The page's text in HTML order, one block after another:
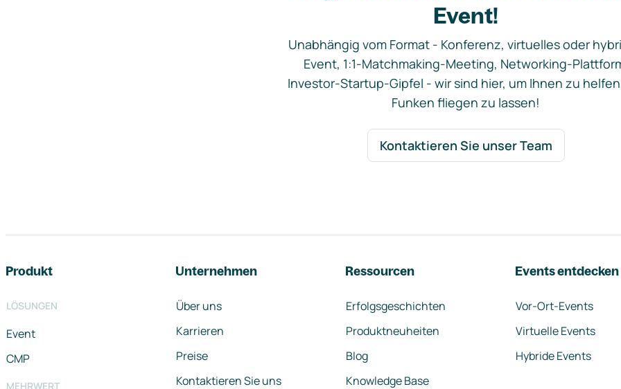
Event!
Unabhängig vom Format - Konferenz, virtuelles oder
Event, 1:1-Matchmaking-Meeting, Networking-
Investor-Startup-Gipfel - wir sind hier, um Ihnen zu
Funken fliegen zu lassen!
Kontaktieren Sie unser Team
Produkt
LÖSUNGEN
Event
CMP
MEHRWERT
Unternehmen
Über uns
Karrieren
Preise
Kontaktieren Sie uns
Ressourcen
Erfolgsgeschichten
Produktneuheiten
Blog
Knowledge Base
Events entdecken
Vor-Ort-Events
Virtuelle Events
Hybride Events